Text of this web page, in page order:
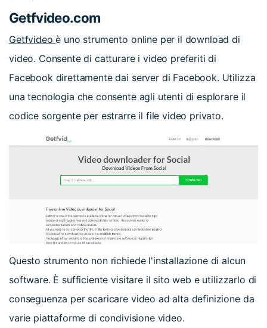
Getfvideo.com
Getfvideo è uno strumento online per il download di
video. Consente di catturare i video preferiti di
Facebook direttamente dai server di Facebook. Utilizza
una tecnologia che consente agli utenti di esplorare il
codice sorgente per estrarre il file video privato.
Questo strumento non richiede l'installazione di alcun
software. È sufficiente visitare il sito web e utilizzarlo di
conseguenza per scaricare video ad alta definizione da
varie piattaforme di condivisione video.